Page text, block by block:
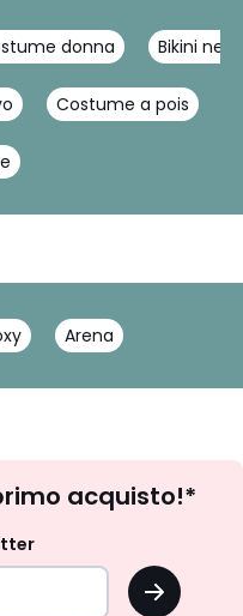
donna Bikini nero
Costume a pois
Arena
acquisto!*
OK